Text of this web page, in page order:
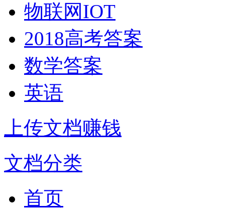
物联网IOT
2018高考答案
数学答案
英语
上传文档赚钱
文档分类
首页